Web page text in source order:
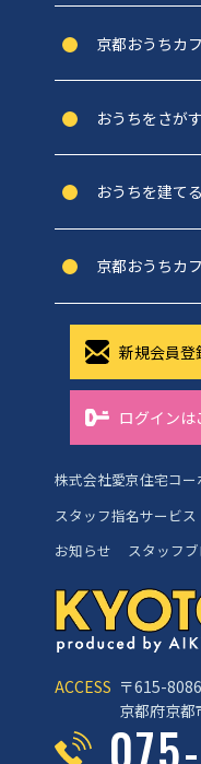
ACCESS 〒615-8086
京都府京都
京都おうちカ
おうちをさがす
おうちを建てる
京都おうちカ
新規会員登
ログインは
株式会社愛京住宅コー
スタッフ指名サービス
お知らせ
スタッフ